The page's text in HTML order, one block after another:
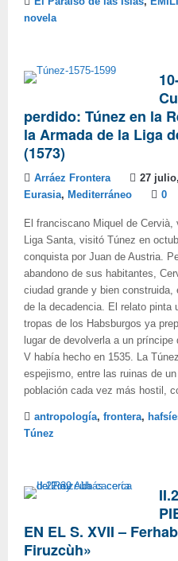
novela
perdido: Túnez en la
la Armada de la Liga
(1573)
Arráez Frontera 27
Eurasia, Mediterráneo 0
El franciscano Miquel de
Liga Santa, visitó Túnez en
conquista por Juan de Austria.
abandono de sus habitantes,
ciudad grande y bien
de la decadencia. El relato pinta
tropas de los Habsburgos ya
lugar de devolverla a un
V había hecho en 1535. La
espejismo, entre las ruinas de
población cada vez más hostil,
antropología, frontera,
Túnez
EN EL S. XVII –
Firuzcùh»